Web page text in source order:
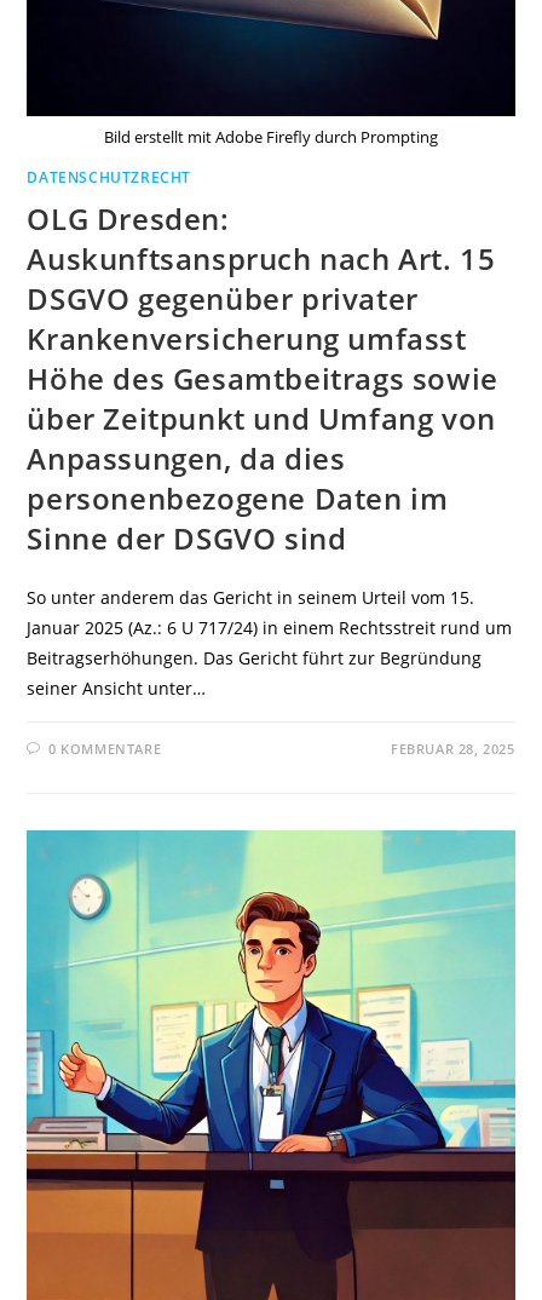
Bild erstellt mit Adobe Firefly durch Prompting
DATENSCHUTZRECHT
OLG Dresden:
Auskunftsanspruch nach Art. 15
DSGVO gegenüber privater
Krankenversicherung umfasst
Höhe des Gesamtbeitrags sowie
über Zeitpunkt und Umfang von
Anpassungen, da dies
personenbezogene Daten im
Sinne der DSGVO sind
So unter anderem das Gericht in seinem Urteil vom 15.
Januar 2025 (Az.: 6 U 717/24) in einem Rechtsstreit rund um
Beitragserhöhungen. Das Gericht führt zur Begründung
seiner Ansicht unter…
0 KOMMENTARE FEBRUAR 28, 2025